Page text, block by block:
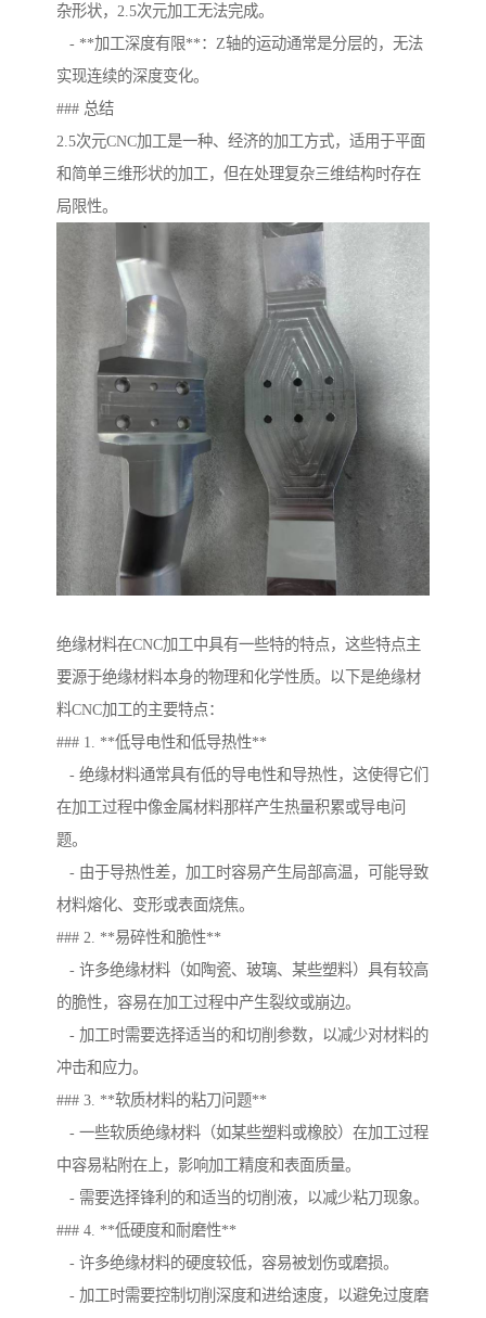
杂形状，2.5次元加工无法完成。
- **加工深度有限**：Z轴的运动通常是分层的，无法
实现连续的深度变化。
### 总结
2.5次元CNC加工是一种、经济的加工方式，适用于平面
和简单三维形状的加工，但在处理复杂三维结构时存在
局限性。
绝缘材料在CNC加工中具有一些特的特点，这些特点主
要源于绝缘材料本身的物理和化学性质。以下是绝缘材
料CNC加工的主要特点：
### 1. **低导电性和低导热性**
- 绝缘材料通常具有低的导电性和导热性，这使得它们
在加工过程中像金属材料那样产生热量积累或导电问
题。
- 由于导热性差，加工时容易产生局部高温，可能导致
材料熔化、变形或表面烧焦。
### 2. **易碎性和脆性**
- 许多绝缘材料（如陶瓷、玻璃、某些塑料）具有较高
的脆性，容易在加工过程中产生裂纹或崩边。
- 加工时需要选择适当的和切削参数，以减少对材料的
冲击和应力。
### 3. **软质材料的粘刀问题**
- 一些软质绝缘材料（如某些塑料或橡胶）在加工过程
中容易粘附在上，影响加工精度和表面质量。
- 需要选择锋利的和适当的切削液，以减少粘刀现象。
### 4. **低硬度和耐磨性**
- 许多绝缘材料的硬度较低，容易被划伤或磨损。
- 加工时需要控制切削深度和进给速度，以避免过度磨